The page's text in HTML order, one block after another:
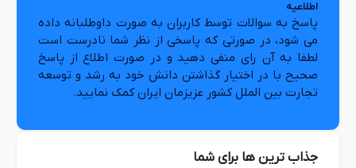
اطلاعیه
پاسخ به سوالات توسط کاربران به صورت داوطلبانه داده
می شود، در صورتی که پاسخی از نظر شما نادرست است
لطفا به آن رای منفی دهید و در صورت اطلاع از پاسخ
صحیح با در اختیار گذاشتن دانش خود به رشد و توسعه
تجارت بین الملل کشور عزیزمان ایران کمک نمایید.
جذاب ترین ها برای شما